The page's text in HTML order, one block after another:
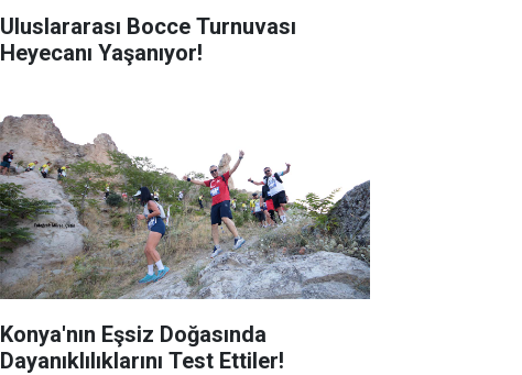
Uluslararası Bocce Turnuvası
Heyecanı Yaşanıyor!
Konya'nın Eşsiz Doğasında
Dayanıklılıklarını Test Ettiler!